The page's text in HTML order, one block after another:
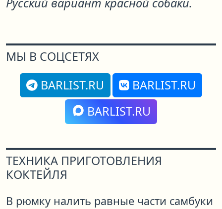
МЫ В СОЦСЕТЯХ
BARLIST.RU
BARLIST.RU
BARLIST.RU
ТЕХНИКА ПРИГОТОВЛЕНИЯ
КОКТЕЙЛЯ
В рюмку налить равные части самбуки